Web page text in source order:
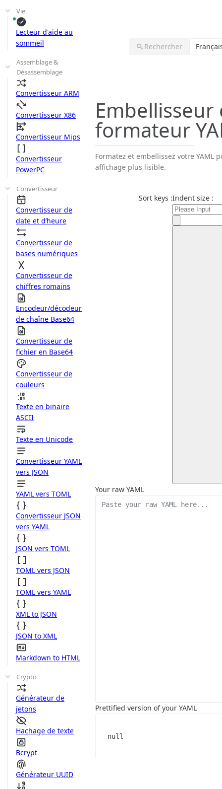
Vie
Lecteur d'aide au
sommeil
Assemblage &
Désassemblage
Convertisseur ARM
Convertisseur X86
Convertisseur Mips
Convertisseur
PowerPC
Convertisseur
Convertisseur de
date et d’heure
Convertisseur de
bases numériques
Convertisseur de
chiffres romains
Encodeur/décodeur
de chaîne Base64
Convertisseur de
fichier en Base64
Convertisseur de
couleurs
Texte en binaire
ASCII
Texte en Unicode
Convertisseur YAML
vers JSON
YAML vers TOML
Convertisseur JSON
vers YAML
JSON vers TOML
TOML vers JSON
TOML vers YAML
XML to JSON
JSON to XML
Markdown to HTML
Crypto
Générateur de
jetons
Hachage de texte
Bcrypt
Générateur UUID
Rechercher
Embellisseur
formateur
Formatez et embellissez votre YAML
affichage plus lisible.
Sort keys :Indent size :
Your raw YAML
Prettified version of your YAML
null